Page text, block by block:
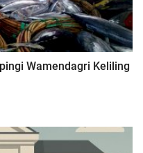
Wamendagri Keliling